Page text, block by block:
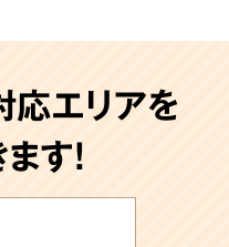
応エリアを
す!